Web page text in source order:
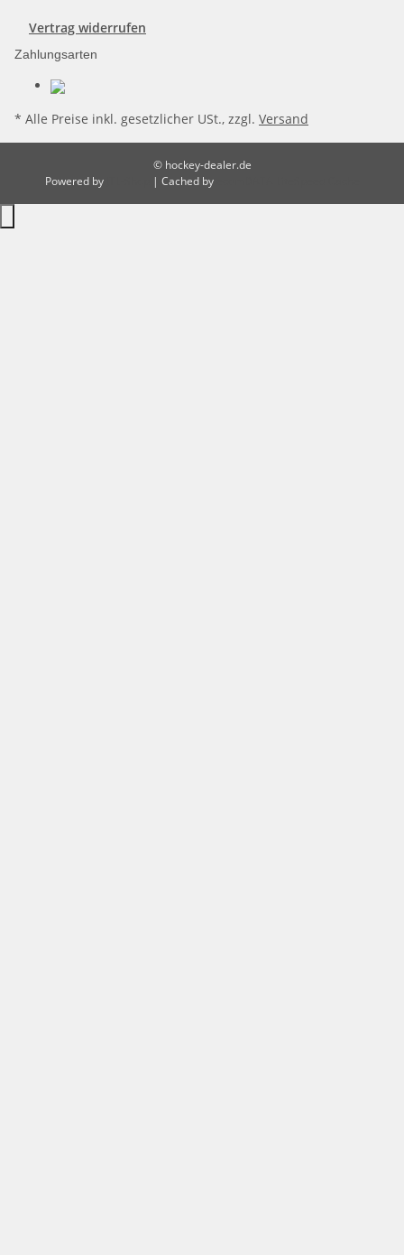
Vertrag widerrufen
Zahlungsarten
* Alle Preise inkl. gesetzlicher USt., zzgl. Versand
© hockey-dealer.de
Powered by
| Cached by